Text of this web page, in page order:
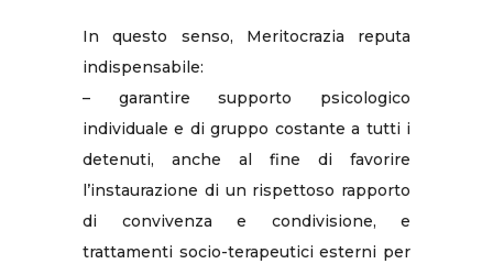
In questo senso, Meritocrazia reputa
indispensabile:
– garantire supporto psicologico
individuale e di gruppo costante a tutti i
detenuti, anche al fine di favorire
l’instaurazione di un rispettoso rapporto
di convivenza e condivisione, e
trattamenti socio-terapeutici esterni per